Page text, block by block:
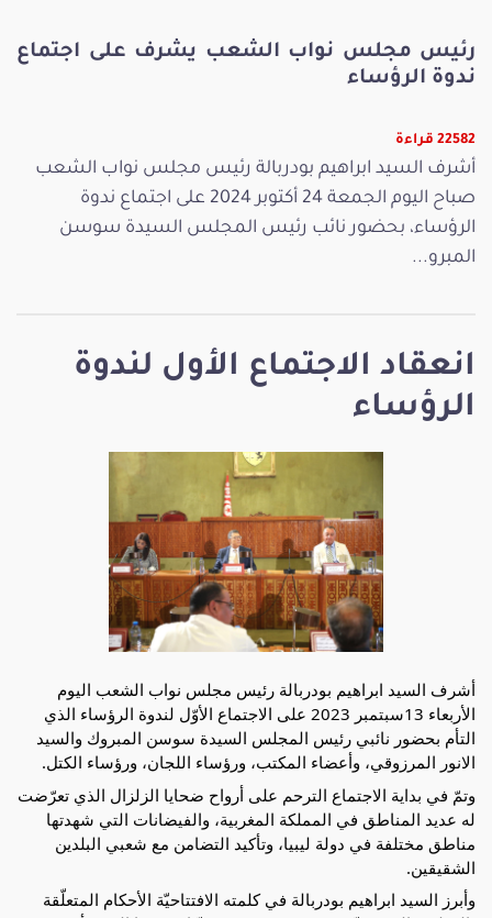
انعقاد الاجتماع الأول لندوة
الرؤساء
أشرف السيد ابراهيم بودربالة رئيس مجلس نواب الشعب اليوم
الأربعاء 13سبتمبر 2023 على الاجتماع الأوّل لندوة الرؤساء الذي
التأم بحضور نائبي رئيس المجلس السيدة سوسن المبروك والسيد
الانور المرزوقي، وأعضاء المكتب، ورؤساء اللجان، ورؤساء الكتل.
وتمّ في بداية الاجتماع الترحم على أرواح ضحايا الزلزال الذي تعرّضت
له عديد المناطق في المملكة المغربية، والفيضانات التي شهدتها
مناطق مختلفة في دولة ليبيا، وتأكيد التضامن مع شعبي البلدين
الشقيقين.
وأبرز السيد ابراهيم بودربالة في كلمته الافتتاحيّة الأحكام المتعلّقة
رئيس مجلس نواب الشعب يشرف على اجتماع
ندوة الرؤساء
22582 قراءة
أشرف السيد ابراهيم بودربالة رئيس مجلس نواب الشعب
صباح اليوم الجمعة 24 أكتوبر 2024 على اجتماع ندوة
الرؤساء، بحضور نائب رئيس المجلس السيدة سوسن
المبرو...